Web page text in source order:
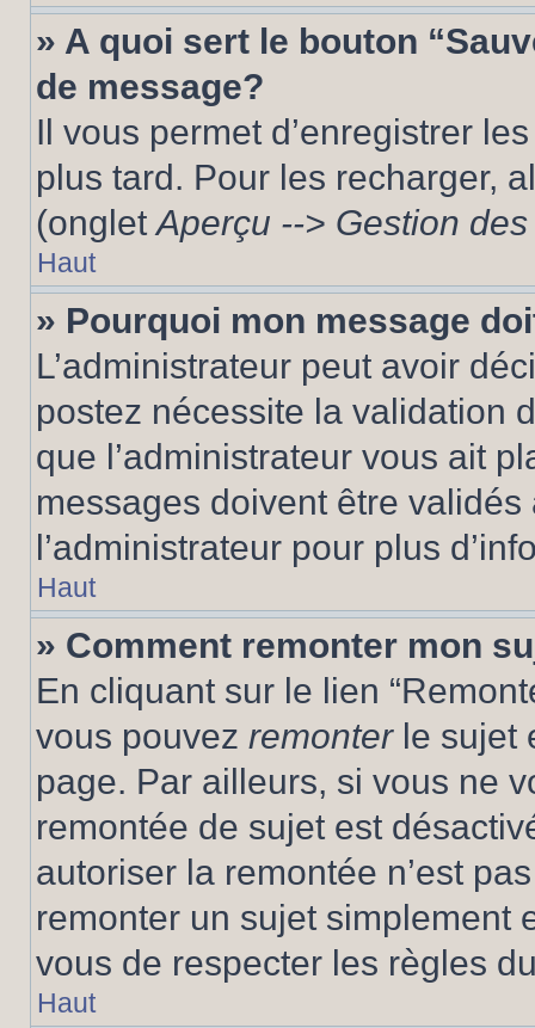
» A quoi sert le bouton
de message?
Il vous permet d’enregistrer
plus tard. Pour les recharger,
(ongletAperçu --> Gestion
Haut
» Pourquoi mon message
L’administrateur peut avoir
postez nécessite la validation
que l’administrateur vous ait
messages doivent être validés
l’administrateur pour plus
Haut
» Comment remonter mon
En cliquant sur le lien
vous pouvez remonterle sujet
page. Par ailleurs, si vous ne
remontée de sujet est
autoriser la remontée n’est
remonter un sujet simplement
vous de respecter les règles
Haut